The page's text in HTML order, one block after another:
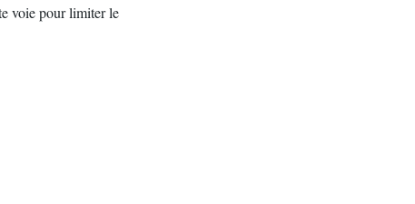
voie pour limiter le